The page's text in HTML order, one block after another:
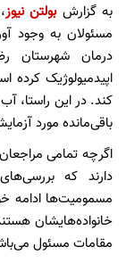
به گزارشبولتن نیوز
مسئولان به وجود
درمان شهرستان
اپیدمیولوژیک
کند. در این راستا،
باقی‌مانده مورد
اگرچه تمامی مراجعان
دارند که
مسمومیت‌ها ادامه
خانواده‌هایشان
مقامات مسئول